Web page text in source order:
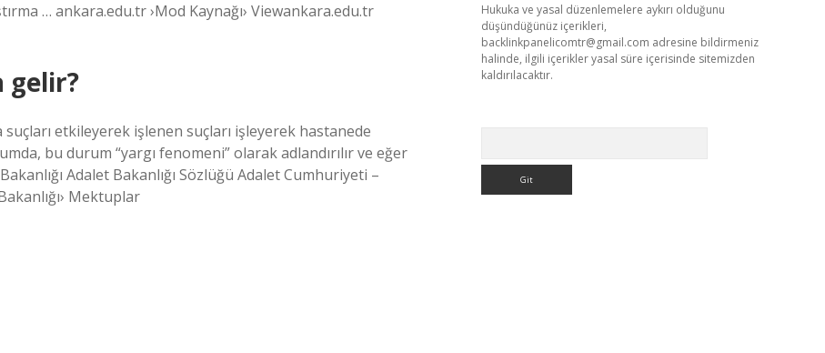
… ankara.edu.tr ›Mod Kaynağı› Viewankara.edu.tr
gelir?
etkileyerek işlenen suçları işleyerek hastanede
bu durum “yargı fenomeni” olarak adlandırılır ve eğer
Adalet Bakanlığı Sözlüğü Adalet Cumhuriyeti –
Mektuplar
Hukuka ve yasal düzenlemelere aykırı olduğunu
düşündüğünüz içerikleri,
backlinkpanelicomtr@gmail.com adresine bildirmeniz
halinde, ilgili içerikler yasal süre içerisinde sitemizden
kaldırılacaktır.